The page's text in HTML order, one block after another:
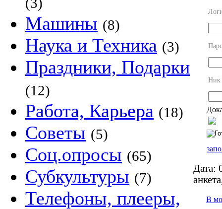
Машины (8)
Наука и Техника (3)
Праздники, Подарки
(12)
Работа, Карьера (18)
Советы (5)
Соц.опросы (65)
Субкультуры (7)
Телефоны, плееры,
Ник
Дата:
В